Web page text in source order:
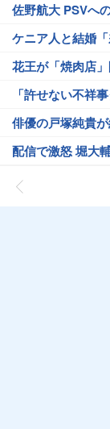
佐野航大 PSVへ
ケニア人と結婚
花王が「焼肉店
「許せない不祥
俳優の戸塚純貴
配信で激怒 堀大